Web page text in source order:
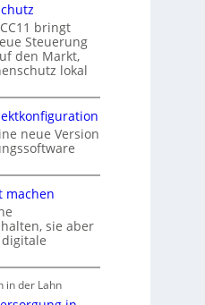
bringt
Steuerung
den Markt,
lokal
neue Version
machen
sie aber
in der Lahn